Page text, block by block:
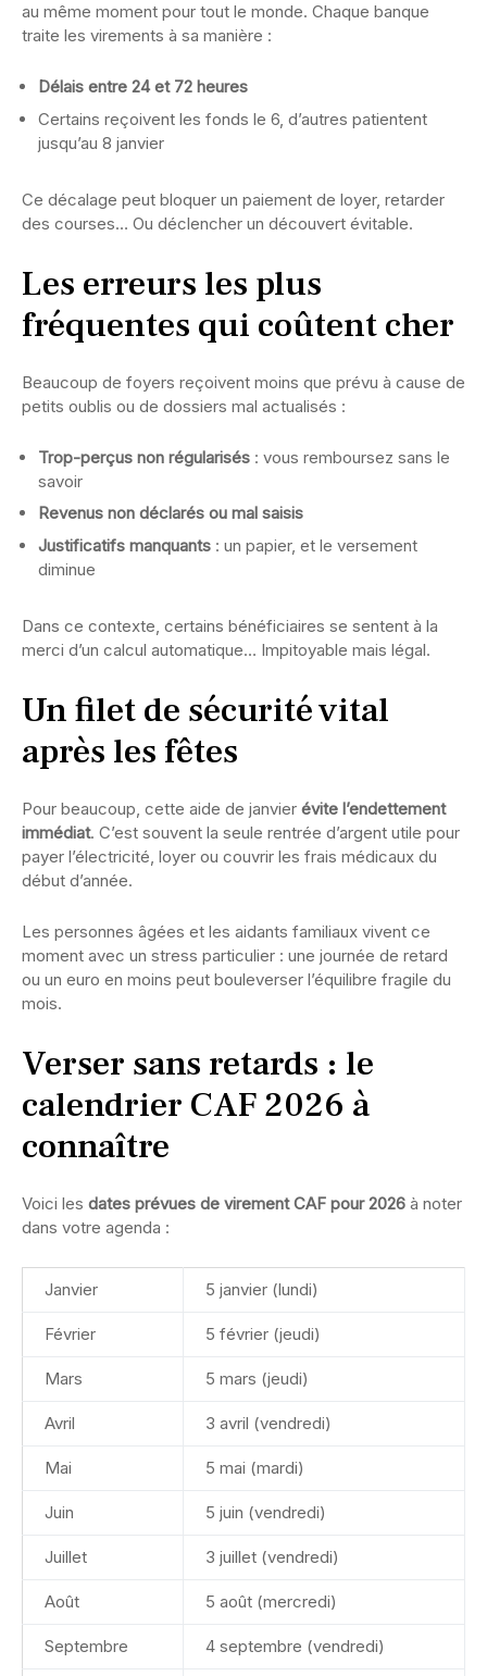
au même moment pour tout le monde. Chaque banque
traite les virements à sa manière :
Délais entre 24 et 72 heures
Certains reçoivent les fonds le 6, d’autres patientent
jusqu’au 8 janvier
Ce décalage peut bloquer un paiement de loyer, retarder
des courses… Ou déclencher un découvert évitable.
Les erreurs les plus
fréquentes qui coûtent cher
Beaucoup de foyers reçoivent moins que prévu à cause de
petits oublis ou de dossiers mal actualisés :
Trop-perçus non régularisés : vous remboursez sans le
savoir
Revenus non déclarés ou mal saisis
Justificatifs manquants : un papier, et le versement
diminue
Dans ce contexte, certains bénéficiaires se sentent à la
merci d’un calcul automatique… Impitoyable mais légal.
Un filet de sécurité vital
après les fêtes
Pour beaucoup, cette aide de janvier évite l’endettement
immédiat. C’est souvent la seule rentrée d’argent utile pour
payer l’électricité, loyer ou couvrir les frais médicaux du
début d’année.
Les personnes âgées et les aidants familiaux vivent ce
moment avec un stress particulier : une journée de retard
ou un euro en moins peut bouleverser l’équilibre fragile du
mois.
Verser sans retards : le
calendrier CAF 2026 à
connaître
Voici les dates prévues de virement CAF pour 2026 à noter
dans votre agenda :
Janvier 5 janvier (lundi)
Février 5 février (jeudi)
Mars 5 mars (jeudi)
Avril 3 avril (vendredi)
Mai 5 mai (mardi)
Juin 5 juin (vendredi)
Juillet 3 juillet (vendredi)
Août 5 août (mercredi)
Septembre 4 septembre (vendredi)